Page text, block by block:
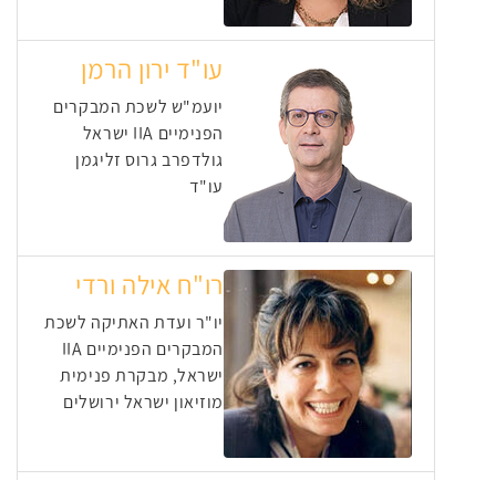
עו"ד ירון הרמן
יועמ"ש לשכת המבקרים
הפנימיים IIA ישראל
גולדפרב גרוס זליגמן
עו"ד
רו"ח אילה ורדי
יו"ר ועדת האתיקה לשכת
המבקרים הפנימיים IIA
ישראל, מבקרת פנימית
מוזיאון ישראל ירושלים